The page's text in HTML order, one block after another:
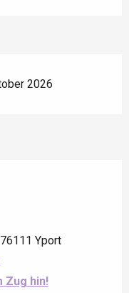
2026
Yport
Zug hin!